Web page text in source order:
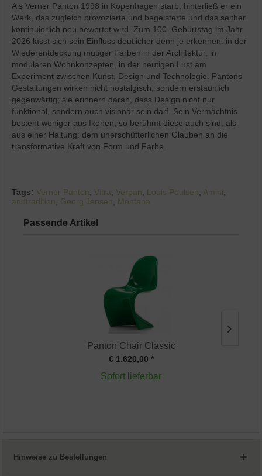
Als Verner Panton 1998 in Kopenhagen starb, hinterließ er ein
Werk, das zugleich provozierte und begeisterte und das seither
kontinuierlich neu bewertet wird. Zum 100. Geburtstag im Jahr
2026 lässt sich sein Einfluss deutlicher denn je erkennen: in der
Wiederentdeckung mutiger Farben in der Architektur, in
modularen Wohnkonzepten, in der heutigen Lust am
Experiment zwischen Kunst, Design und Technologie. Pantons
Gestaltungen wirken nicht nostalgisch, sondern erstaunlich
gegenwärtig; sie erinnern daran, dass Design nicht nur
funktional, sondern auch visionär sein darf. Sein Vermächtnis
besteht weniger aus Ikonen, so berühmt diese auch sind, als
aus einer Haltung: dem unerschütterlichen Glauben an die
transformative Kraft von Form und Farbe.
Tags: Verner Panton ,Vitra ,Verpan Louis Poulsen Amini
andtradition
Georg Jensen Montana
Passende Artikel
Panton Chair Classic
€ 1.620,00 *
Sofort lieferbar
Hinweise zu Bestellungen